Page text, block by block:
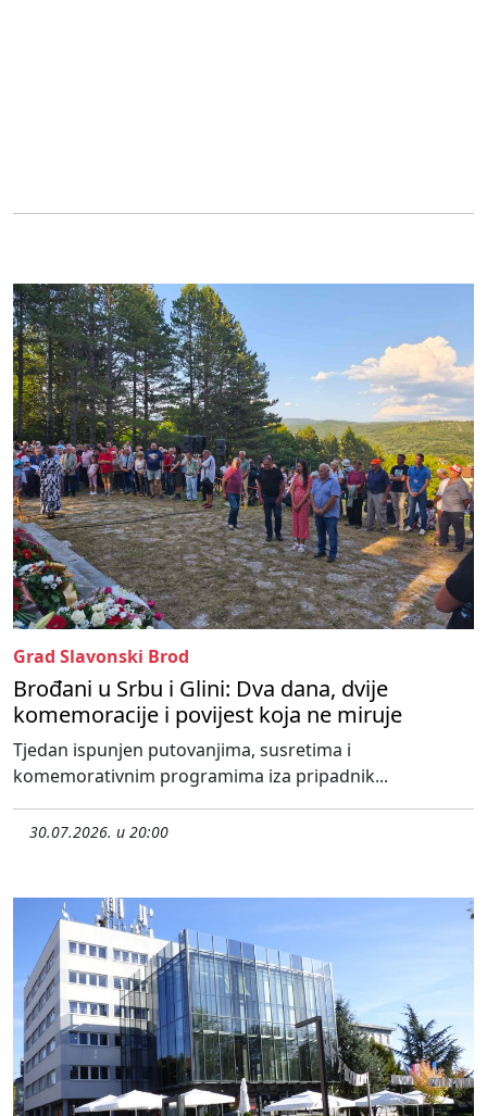
Grad Slavonski Brod
Brođani u Srbu i Glini: Dva dana, dvije
komemoracije i povijest koja ne miruje
Tjedan ispunjen putovanjima, susretima i
komemorativnim programima iza pripadnik...
30.07.2026. u 20:00